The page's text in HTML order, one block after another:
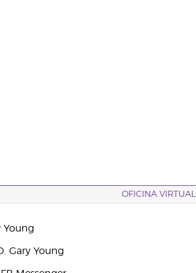
OFICINA VIRTUAL
Young
Gary Young